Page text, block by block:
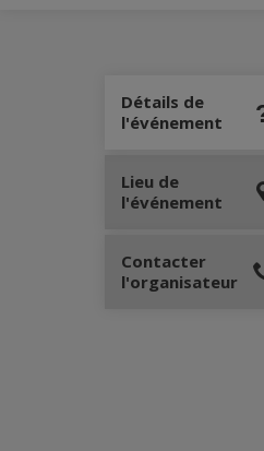
Détails de
l'événement
Lieu de
l'événement
Contacter
l'organisateur